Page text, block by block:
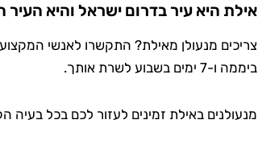
אילת היא עיר בדרום ישראל והיא
ביממה ו-7 ימים בשבוע לשרת אותך.
מנעולנים באילת זמינים לעזור לכם בכל בעיה